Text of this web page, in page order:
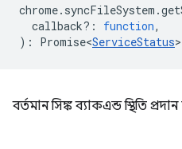
chrome. syncFileSystem .
callback? : function,
) : Promise<ServiceStatus>
বর্তমান সিঙ্ক ব্যাকএন্ড স্থিতি